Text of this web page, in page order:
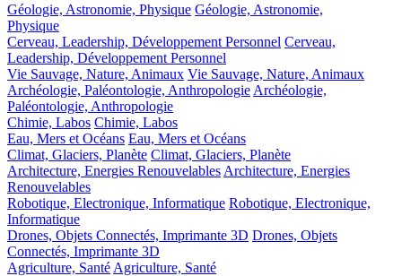
Géologie, Astronomie, Physique Géologie, Astronomie,
Physique
Cerveau, Leadership, Développement Personnel Cerveau,
Leadership, Développement Personnel
Vie Sauvage, Nature, Animaux Vie Sauvage, Nature, Animaux
Archéologie, Paléontologie, Anthropologie Archéologie,
Paléontologie, Anthropologie
Chimie, Labos Chimie, Labos
Eau, Mers et Océans Eau, Mers et Océans
Climat, Glaciers, Planète Climat, Glaciers, Planète
Architecture, Energies Renouvelables Architecture, Energies
Renouvelables
Robotique, Electronique, Informatique Robotique, Electronique,
Informatique
Drones, Objets Connectés, Imprimante 3D Drones, Objets
Connectés, Imprimante 3D
Agriculture, Santé Agriculture, Santé